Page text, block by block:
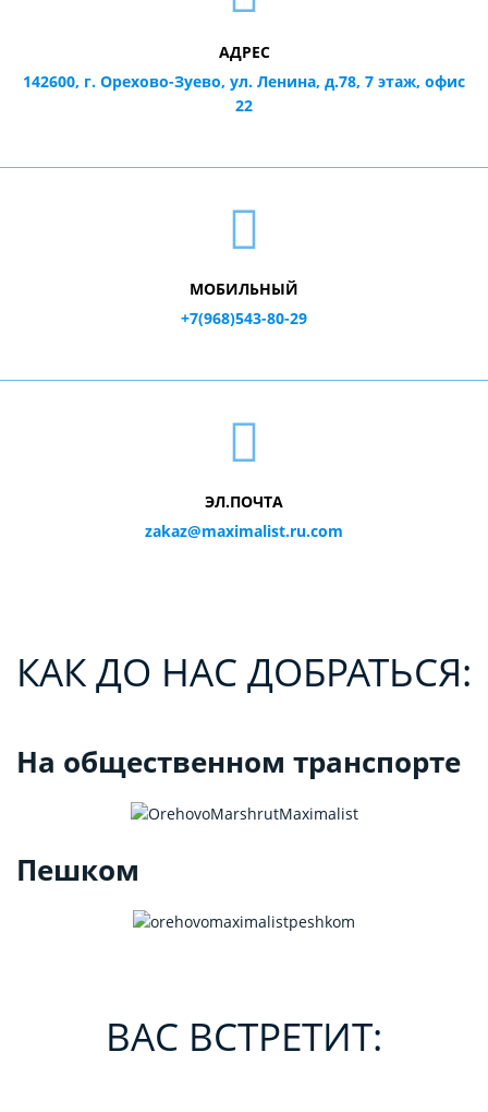
АДРЕС
142600, г. Орехово-Зуево, ул. Ленина, д.78, 7 этаж, офис
22
МОБИЛЬНЫЙ
+7(968)543-80-29
ЭЛ.ПОЧТА
zakaz@maximalist.ru.com
КАК ДО НАС ДОБРАТЬСЯ:
На общественном транспорте
Пешком
ВАС ВСТРЕТИТ: